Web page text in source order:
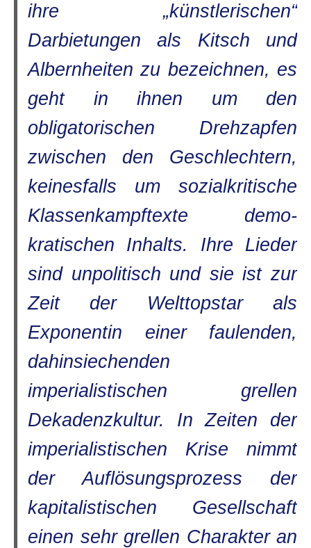
ihre „künstlerischen“
Darbietungen als Kitsch und
Albernheiten zu bezeichnen, es
geht in ihnen um den
obligatorischen Drehzapfen
zwischen den Geschlechtern,
keinesfalls um sozialkritische
Klassenkampftexte demo-
kratischen Inhalts. Ihre Lieder
sind unpolitisch und sie ist zur
Zeit der Welttopstar als
Exponentin einer faulenden,
dahinsiechenden
imperialistischen grellen
Dekadenzkultur. In Zeiten der
imperialistischen Krise nimmt
der Auflösungsprozess der
kapitalistischen Gesellschaft
einen sehr grellen Charakter an